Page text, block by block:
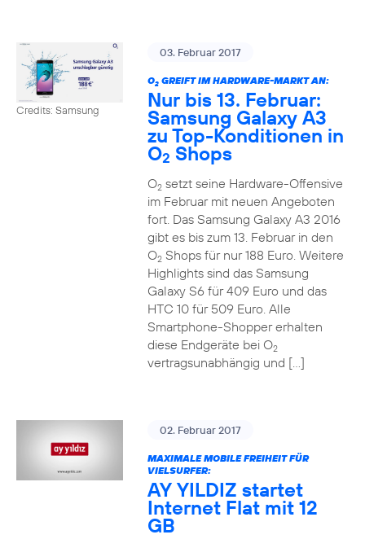
Credits: Samsung
03. Februar 2017
O2GREIFT IM HARDWARE-MARKT AN:
Nur bis 13. Februar:
Samsung Galaxy A3
zu Top-Konditionen in
O2 Shops
O2setzt seine Hardware-Offensive
im Februar mit neuen Angeboten
fort. Das Samsung Galaxy A3 2016
gibt es bis zum 13. Februar in den
O2Shops für nur 188 Euro. Weitere
Highlights sind das Samsung
Galaxy S6 für 409 Euro und das
HTC 10 für 509 Euro. Alle
Smartphone-Shopper erhalten
diese Endgeräte bei O2
vertragsunabhängig und […]
02. Februar 2017
MAXIMALE MOBILE FREIHEIT FÜR
VIELSURFER:
AY YILDIZ startet
Internet Flat mit 12
GB